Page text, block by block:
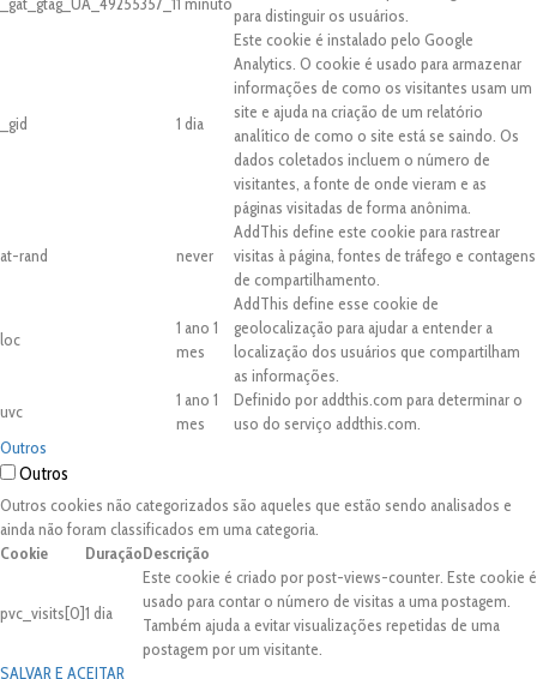
para distinguir os usuários.
_gid 1 dia
Este cookie é instalado pelo Google
Analytics. O cookie é usado para armazenar
informações de como os visitantes usam um
site e ajuda na criação de um relatório
analítico de como o site está se saindo. Os
dados coletados incluem o número de
visitantes, a fonte de onde vieram e as
páginas visitadas de forma anônima.
at-rand never
AddThis define este cookie para rastrear
visitas à página, fontes de tráfego e contagens
de compartilhamento.
loc
1 ano 1
mes
AddThis define esse cookie de
geolocalização para ajudar a entender a
localização dos usuários que compartilham
as informações.
uvc
1 ano 1
mes
Definido por addthis.com para determinar o
uso do serviço addthis.com.
Outros
Outros
Outros cookies não categorizados são aqueles que estão sendo analisados e
ainda não foram classificados em uma categoria.
Cookie
DuraçãoDescrição
pvc_visits[0]1 dia
Este cookie é criado por post-views-counter. Este cookie é
usado para contar o número de visitas a uma postagem.
Também ajuda a evitar visualizações repetidas de uma
postagem por um visitante.
SALVAR E ACEITAR